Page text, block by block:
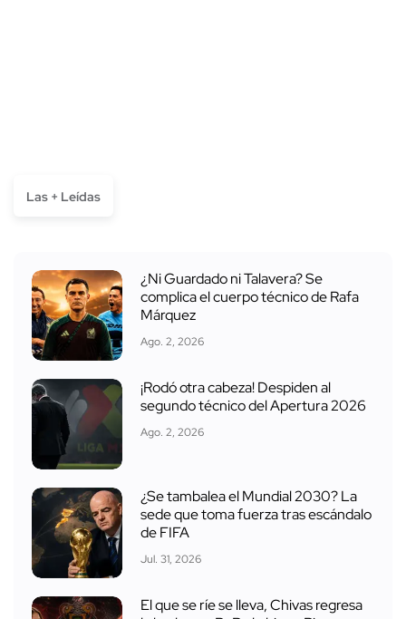
Las + Leídas
¿Ni Guardado ni Talavera? Se
complica el cuerpo técnico de Rafa
Márquez
Ago. 2, 2026
¡Rodó otra cabeza! Despiden al
segundo técnico del Apertura 2026
Ago. 2, 2026
¿Se tambalea el Mundial 2030? La
sede que toma fuerza tras escándalo
de FIFA
Jul. 31, 2026
El que se ríe se lleva, Chivas regresa